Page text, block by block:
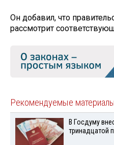
Он добавил, что
рассмотрит
Рекомендуемые материалы
В Госдуму
тринадцатой